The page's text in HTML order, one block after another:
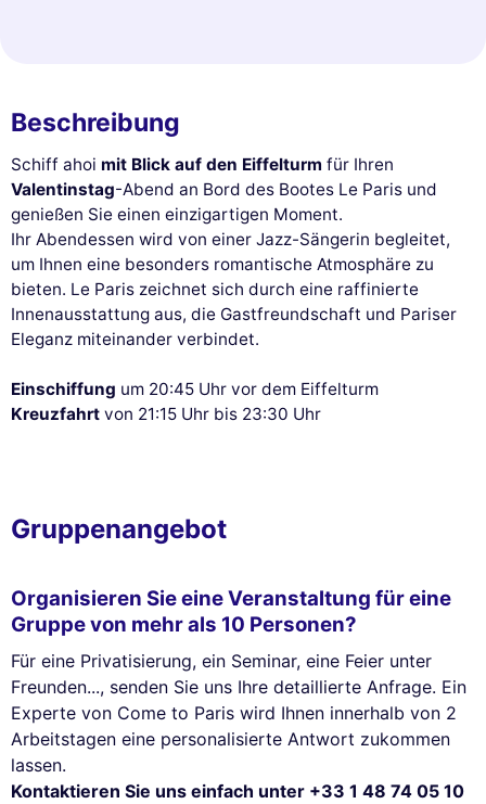
Beschreibung
Schiff ahoi mit Blick auf den Eiffelturm für Ihren
Valentinstag-Abend an Bord des Bootes Le Paris und
genießen Sie einen einzigartigen Moment.
Ihr Abendessen wird von einer Jazz-Sängerin begleitet,
um Ihnen eine besonders romantische Atmosphäre zu
bieten. Le Paris zeichnet sich durch eine raffinierte
Innenausstattung aus, die Gastfreundschaft und Pariser
Eleganz miteinander verbindet.
Einschiffung um 20:45 Uhr vor dem Eiffelturm
Kreuzfahrt von 21:15 Uhr bis 23:30 Uhr
Gruppenangebot
Organisieren Sie eine Veranstaltung für eine
Gruppe von mehr als 10 Personen?
Für eine Privatisierung, ein Seminar, eine Feier unter
Freunden..., senden Sie uns Ihre detaillierte Anfrage. Ein
Experte von Come to Paris wird Ihnen innerhalb von 2
Arbeitstagen eine personalisierte Antwort zukommen
lassen.
Kontaktieren Sie uns einfach unter +33 1 48 74 05 10